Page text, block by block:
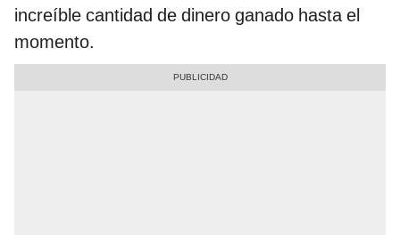
increíble cantidad de dinero ganado hasta el
momento.